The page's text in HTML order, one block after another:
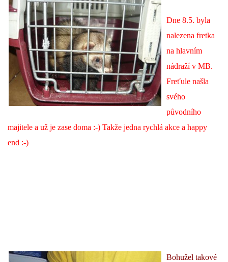
Dne 8.5. byla
nalezena fretka
na hlavním
nádraží v MB.
Freťule našla
svého
původního
majitele a už je zase doma :-) Takže jedna rychlá akce a happy
end :-)
Bohužel takové